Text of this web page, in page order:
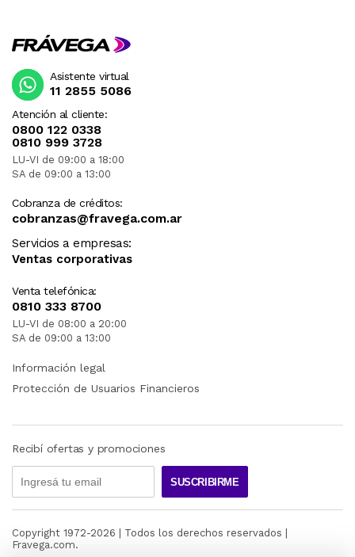
Atención al cliente:
0800 122 0338
0810 999 3728
LU-VI de 09:00 a 18:00
SA de 09:00 a 13:00
Cobranza de créditos:
cobranzas@fravega.com.ar
Servicios a empresas:
Ventas corporativas
Venta telefónica:
0810 333 8700
LU-VI de 08:00 a 20:00
SA de 09:00 a 13:00
Asistente virtual
11 2855 5086
Información legal
Protección de Usuarios Financieros
Recibí ofertas y promociones
SUSCRIBIRME
Copyright 1972-2026 | Todos los derechos reservados |
Fravega.com.